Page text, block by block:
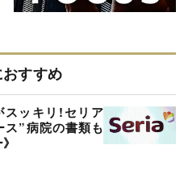
すすめ
スッキリ!セリア
”病院の書類も